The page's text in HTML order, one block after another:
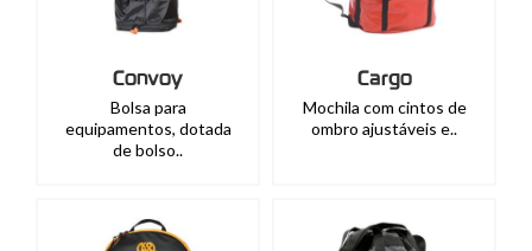
Convoy
Bolsa para
equipamentos, dotada
de bolso..
Cargo
Mochila com cintos de
ombro ajustáveis e..